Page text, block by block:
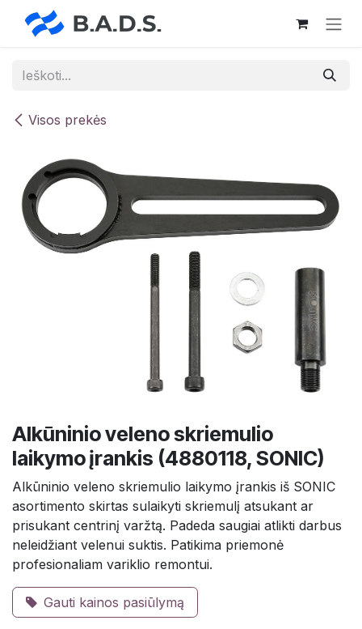
Skip to Content
Visos prekės
Alkūninio veleno skriemulio
laikymo įrankis (4880118, SONIC)
Alkūninio veleno skriemulio laikymo įrankis iš SONIC
asortimento skirtas sulaikyti skriemulį atsukant ar
prisukant centrinį varžtą. Padeda saugiai atlikti darbus
neleidžiant velenui suktis. Patikima priemonė
profesionaliam variklio remontui.
Gauti kainos pasiūlymą